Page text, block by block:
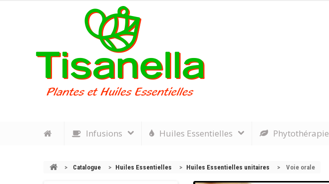
Infusions Huiles Essentielles Phytothérapie
> Catalogue > Huiles Essentielles > Huiles Essentielles unitaires > Voie orale